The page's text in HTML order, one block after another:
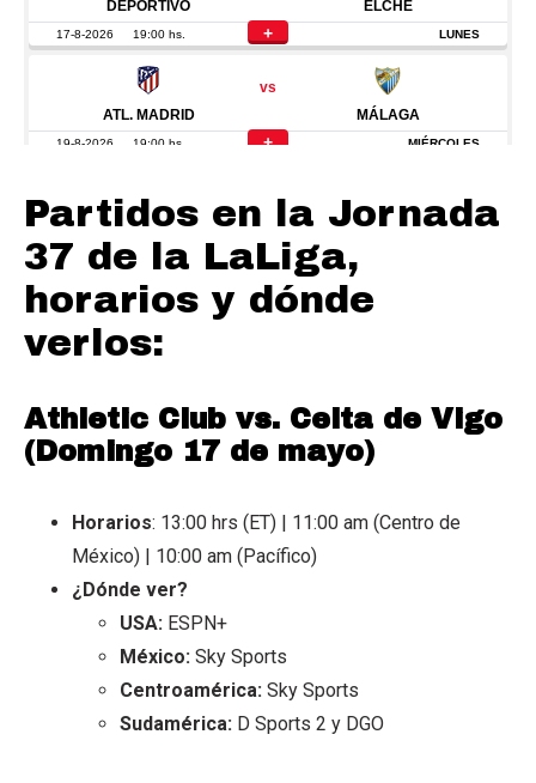
Partidos en la Jornada
37 de la LaLiga,
horarios y dónde
verlos:
Athletic Club vs. Celta de Vigo
(Domingo 17 de mayo)
Horarios: 13:00 hrs (ET) | 11:00 am (Centro de
México) | 10:00 am (Pacífico)
¿Dónde ver?
USA: ESPN+
México: Sky Sports
Centroamérica: Sky Sports
Sudamérica: D Sports 2 y DGO